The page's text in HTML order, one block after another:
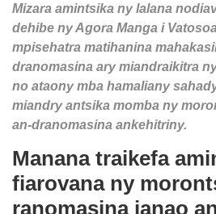
Mizara amintsika ny lalana
dehibe ny Agora Manga i
mpisehatra matihanina
dranomasina ary miandraikitra
no ataony mba hamaliany
miandry antsika momba ny
an-dranomasina ankehitriny.
Manana traikefa
fiarovana ny
ranomasina ianao